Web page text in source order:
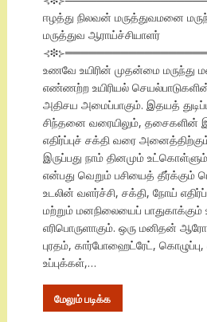
ஈழத்து நிலவன் மருத்துவமனை
மருத்துவ ஆராய்ச்சியாளர்
உணவே உயிரின் முதன்மை மருந்து
எண்ணற்ற உயிரியல்
அதிசய அமைப்பாகும். இதயத்
சிந்தனை வரையிலும், தசைகளின்
எதிர்ப்புச் சக்தி வரை
இருப்பது நாம் தினமும்
என்பது வெறும் பசியைத் தீர்க்கும்
உடலின் வளர்ச்சி, சக்தி, நோய்
மற்றும் மனநிலையைப் பாதுகாக்கும்
எரிபொருளாகும். ஒரு மனிதன்
புரதம், கார்போஹைட்ரேட்,
உப்புக்கள்,…
மேலும் படிக்க